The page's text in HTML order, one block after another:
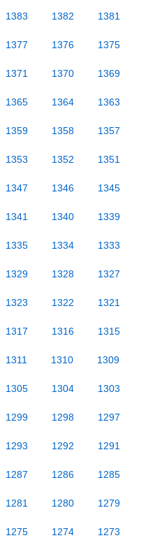
1383 1382 1381
1377 1376 1375
1371 1370 1369
1365 1364 1363
1359 1358 1357
1353 1352 1351
1347 1346 1345
1341 1340 1339
1335 1334 1333
1329 1328 1327
1323 1322 1321
1317 1316 1315
1311 1310 1309
1305 1304 1303
1299 1298 1297
1293 1292 1291
1287 1286 1285
1281 1280 1279
1275 1274 1273